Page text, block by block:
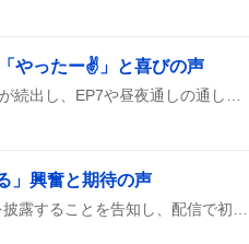
やったー✌️」と喜びの声
」興奮と期待の声